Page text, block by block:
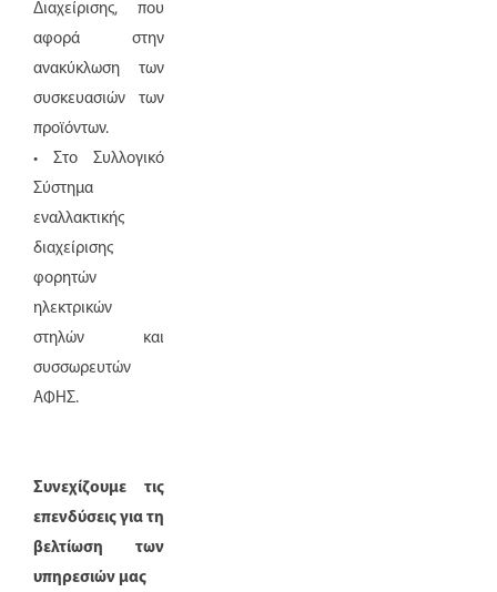
Διαχείρισης, που
αφορά στην
ανακύκλωση των
συσκευασιών των
προϊόντων.
• Στο Συλλογικό
Σύστημα
εναλλακτικής
διαχείρισης
φορητών
ηλεκτρικών
στηλών και
συσσωρευτών
ΑΦΗΣ.
Συνεχίζουμε τις
επενδύσεις για τη
βελτίωση των
υπηρεσιών μας